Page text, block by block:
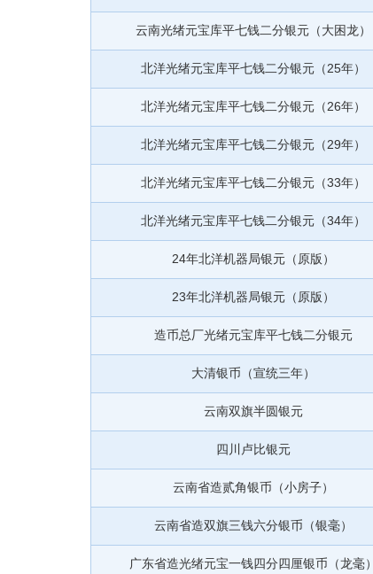
云南光绪元宝库平七钱二分银元（大困龙）
北洋光绪元宝库平七钱二分银元（25年）
北洋光绪元宝库平七钱二分银元（26年）
北洋光绪元宝库平七钱二分银元（29年）
北洋光绪元宝库平七钱二分银元（33年）
北洋光绪元宝库平七钱二分银元（34年）
24年北洋机器局银元（原版）
23年北洋机器局银元（原版）
造币总厂光绪元宝库平七钱二分银元
大清银币（宣统三年）
云南双旗半圆银元
四川卢比银元
云南省造贰角银币（小房子）
云南省造双旗三钱六分银币（银毫）
广东省造光绪元宝一钱四分四厘银币（龙毫）